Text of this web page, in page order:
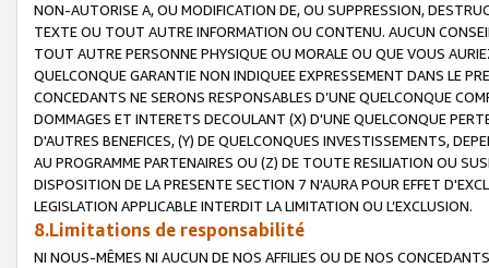
NON-AUTORISE A, OU MODIFICATION DE, OU SUPPRESSION,
TEXTE OU TOUT AUTRE INFORMATION OU CONTENU. AUCUN
TOUT AUTRE PERSONNE PHYSIQUE OU MORALE OU QUE VOUS
QUELCONQUE GARANTIE NON INDIQUEE EXPRESSEMENT DANS LE
CONCEDANTS NE SERONS RESPONSABLES D’UNE QUELCONQUE
DOMMAGES ET INTERETS DECOULANT (X) D'UNE QUELCONQUE
D'AUTRES BENEFICES, (Y) DE QUELCONQUES INVESTISSEMENTS,
AU PROGRAMME PARTENAIRES OU (Z) DE TOUTE RESILIATION OU
DISPOSITION DE LA PRESENTE SECTION 7 N'AURA POUR EFFET
LEGISLATION APPLICABLE INTERDIT LA LIMITATION OU L’EXCLUSION.
8.Limitations de responsabilité
NI NOUS-MÊMES NI AUCUN DE NOS AFFILIES OU DE NOS